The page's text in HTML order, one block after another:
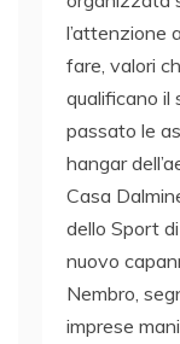
l’attenzione
fare, valori
qualificano il
passato le
hangar
Casa
dello Sport
nuovo
Nembro,
imprese